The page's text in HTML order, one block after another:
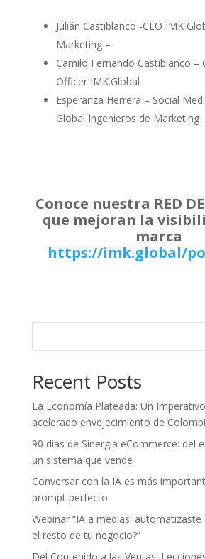
Julián Castiblanco -CEO IMK
Marketing –
Camilo Fernando Castiblanco –
Officer IMK.Global
Esperanza Herrera – Social
Global Ingenieros de Marketing
Conoce nuestra RED DE
que mejoran la
marca
https://imk.global/
Recent Posts
La Economía Plateada: Un
acelerado envejecimiento de
90 días de Sinergia eCommerce: del
un sistema que vende
Conversar con la IA es más
prompt perfecto
Webinar “IA a medias:
el resto de tu negocio?”